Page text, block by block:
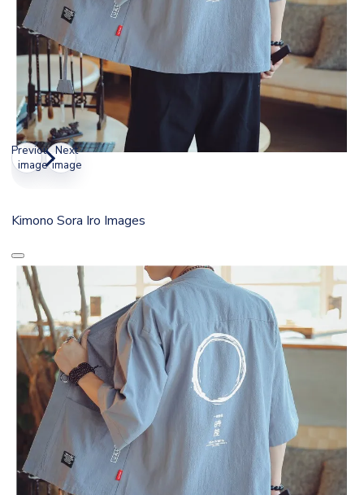
Previous
image
Next
image
Kimono Sora Iro Images